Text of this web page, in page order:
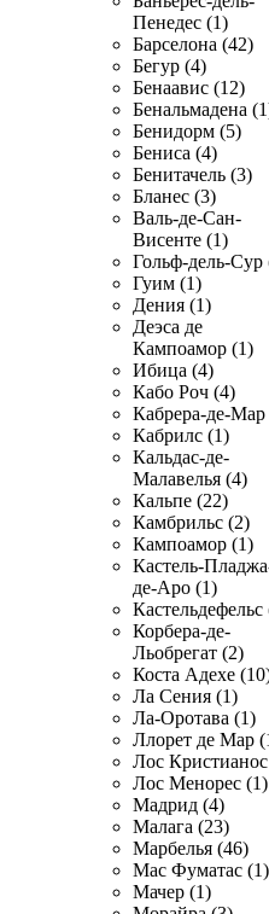
Пенедес (1)
Барселона (42)
Бегур (4)
Бенаавис (12)
Бенальмадена
Бенидорм (5)
Бениса (4)
Бенитачель (3)
Бланес (3)
Валь-де-Сан-
Висенте (1)
Гольф-дель-Сур
Гуим (1)
Дения (1)
Деэса де
Кампоамор (1)
Ибица (4)
Кабо Роч (4)
Кабрера-де-Мар
Кабрилс (1)
Кальдас-де-
Малавелья (4)
Кальпе (22)
Камбрильс (2)
Кампоамор (1)
Кастель-
де-Аро (1)
Кастельдефельс
Корбера-де-
Льобрегат (2)
Коста Адехе
Ла Сения (1)
Ла-Оротава (1)
Ллорет де Мар
Лос
Лос Менорес (1)
Мадрид (4)
Малага (23)
Марбелья (46)
Мас Фуматас (1)
Мачер (1)